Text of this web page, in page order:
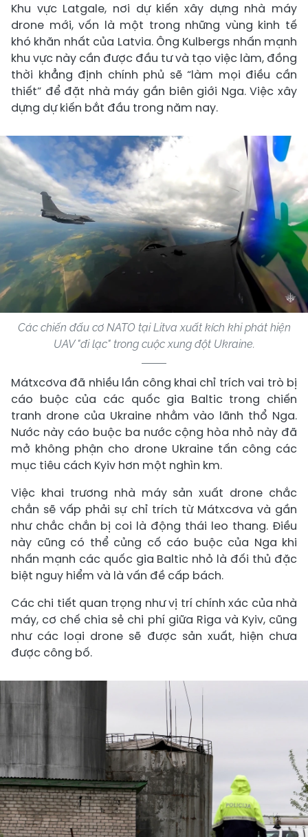
Khu vực Latgale, nơi dự kiến xây dựng nhà máy
drone mới, vốn là một trong những vùng kinh tế
khó khăn nhất của Latvia. Ông Kulbergs nhấn mạnh
khu vực này cần được đầu tư và tạo việc làm, đồng
thời khẳng định chính phủ sẽ “làm mọi điều cần
thiết” để đặt nhà máy gần biên giới Nga. Việc xây
dựng dự kiến bắt đầu trong năm nay.
Các chiến đấu cơ NATO tại Litva xuất kích khi phát hiện
UAV "đi lạc" trong cuộc xung đột Ukraine.
Mátxcơva đã nhiều lần công khai chỉ trích vai trò bị
cáo buộc của các quốc gia Baltic trong chiến
tranh drone của Ukraine nhằm vào lãnh thổ Nga.
Nước này cáo buộc ba nước cộng hòa nhỏ này đã
mở không phận cho drone Ukraine tấn công các
mục tiêu cách Kyiv hơn một nghìn km.
Việc khai trương nhà máy sản xuất drone chắc
chắn sẽ vấp phải sự chỉ trích từ Mátxcơva và gần
như chắc chắn bị coi là động thái leo thang. Điều
này cũng có thể củng cố cáo buộc của Nga khi
nhấn mạnh các quốc gia Baltic nhỏ là đối thủ đặc
biệt nguy hiểm và là vấn đề cấp bách.
Các chi tiết quan trọng như vị trí chính xác của nhà
máy, cơ chế chia sẻ chi phí giữa Riga và Kyiv, cũng
như các loại drone sẽ được sản xuất, hiện chưa
được công bố.